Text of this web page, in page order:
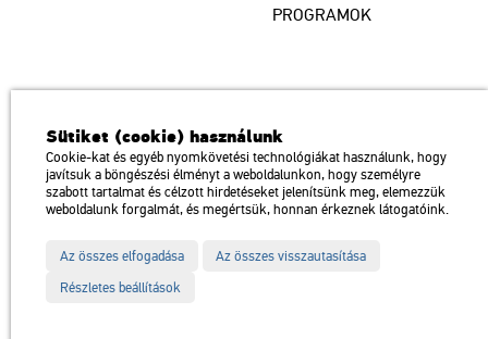
PROGRAMOK
a Magyar Művészeti Akadémia intézménye
1146 Budapest, Dózsa György út 37.
Megközelíthető: Millenniumi Földalatti Vasút – Hősök tere megálló
Trolibusz: 75, 79 / Autóbusz: 20, 30, 105
Impresszum Sitemap Adatvédelem
térkép
Sütiket (cookie) használunk
Cookie-kat és egyéb nyomkövetési technológiákat használunk, hogy
javítsuk a böngészési élményt a weboldalunkon, hogy személyre
szabott tartalmat és célzott hirdetéseket jelenítsünk meg, elemezzük
weboldalunk forgalmát, és megértsük, honnan érkeznek látogatóink.
Az összes elfogadása
Az összes visszautasítása
Részletes beállítások